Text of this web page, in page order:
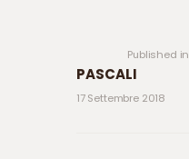
Published in
PASCALI
17 Settembre 2018